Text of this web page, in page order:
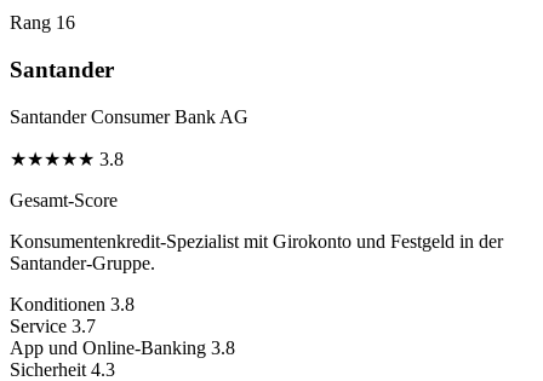
Rang 16
Santander
Santander Consumer Bank AG
★★★★★ 3.8
Gesamt-Score
Konsumentenkredit-Spezialist mit Girokonto und Festgeld in der
Santander-Gruppe.
Konditionen 3.8
Service 3.7
App und Online-Banking 3.8
Sicherheit 4.3